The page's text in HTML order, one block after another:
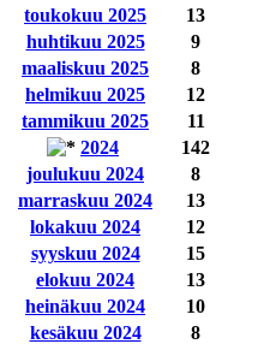
toukokuu 2025
13
huhtikuu 2025
9
maaliskuu 2025
8
helmikuu 2025
12
tammikuu 2025
11
2024
142
joulukuu 2024
8
marraskuu 2024
13
lokakuu 2024
12
syyskuu 2024
15
elokuu 2024
13
heinäkuu 2024
10
kesäkuu 2024
8